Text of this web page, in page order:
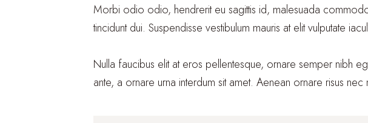
Morbi odio odio, hendrerit eu sagittis id, malesuada
tincidunt dui. Suspendisse vestibulum mauris at elit vulputate
Nulla faucibus elit at eros pellentesque, ornare semper nibh
ante, a ornare urna interdum sit amet. Aenean ornare risus nec